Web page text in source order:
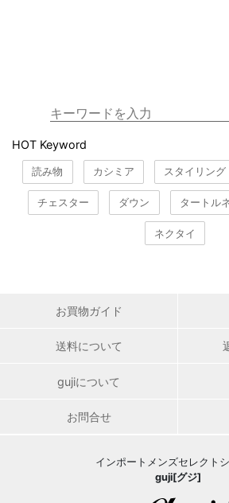
HOT Keyword
読み物 カシミア スタイリング
チェスター ダウン タートル
ネクタイ
お買物ガイド
送料について
gujiについて
お問合せ
インポートメンズセレクト
guji[グジ]